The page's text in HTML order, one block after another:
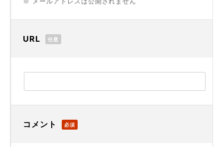
URL 任意
コメント 必須